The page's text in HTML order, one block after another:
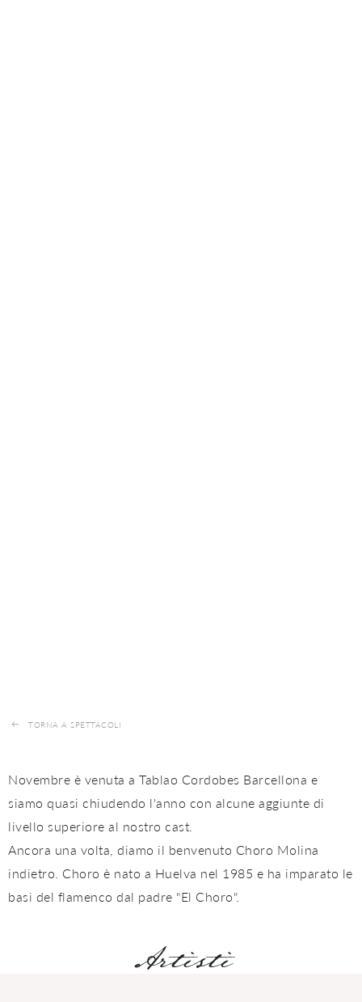
TORNA A SPETTACOLI
Novembre è venuta a Tablao Cordobes Barcellona e
siamo quasi chiudendo l'anno con alcune aggiunte di
livello superiore al nostro cast.
Ancora una volta, diamo il benvenuto Choro Molina
indietro. Choro è nato a Huelva nel 1985 e ha imparato le
basi del flamenco dal padre "El Choro".
Artisti